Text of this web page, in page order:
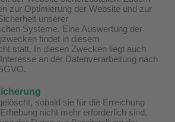
zur Optimierung der Website und zur
unserer
Systeme. Eine Auswertung der
findet in diesem
statt. In diesen Zwecken liegt auch
an der Datenverarbeitung nach
sobald sie für die Erreichung
nicht mehr erforderlich sind.